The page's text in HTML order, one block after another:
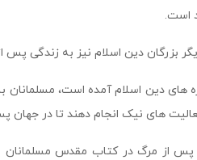
است.
بزرگان دین اسلام نیز به زندگی پس
های دین اسلام آمده است،
های نیک انجام دهند تا در جهان
پس از مرگ در کتاب مقدس مسلمانان